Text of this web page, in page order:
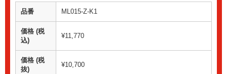
品番 ML015-Z-K1
価格 (税
込)
¥11,770
価格 (税
抜)
¥10,700